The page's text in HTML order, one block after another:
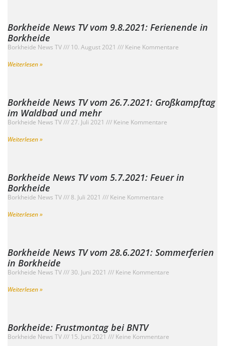
Borkheide News TV vom 9.8.2021: Ferienende in
Borkheide
Borkheide News TV 10. August 2021
Keine Kommentare
Weiterlesen »
Borkheide News TV vom 26.7.2021: Großkampftag
im Waldbad und mehr
Borkheide News TV 27. Juli 2021
Keine Kommentare
Weiterlesen »
Borkheide News TV vom 5.7.2021: Feuer in
Borkheide
Borkheide News TV 8. Juli 2021
Keine Kommentare
Weiterlesen »
Borkheide News TV vom 28.6.2021: Sommerferien
in Borkheide
Borkheide News TV 30. Juni 2021
Keine Kommentare
Weiterlesen »
Borkheide: Frustmontag bei BNTV
Borkheide News TV 15. Juni 2021
Keine Kommentare